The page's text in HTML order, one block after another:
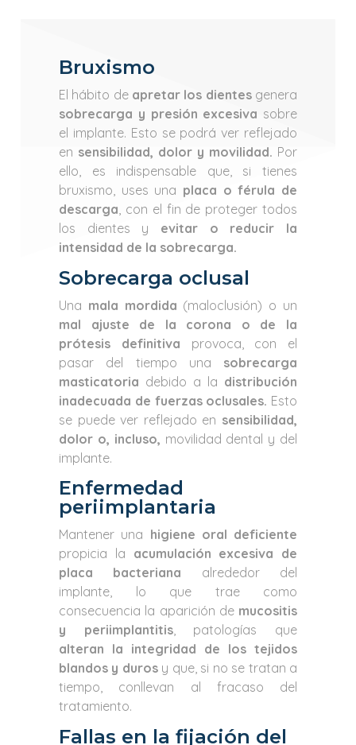
Bruxismo
El hábito de apretar los dientesgenera
sobrecarga y presión excesiva sobre
el implante. Esto se podrá ver reflejado
en sensibilidad, dolor y movilidad. Por
ello, es indispensable que, si tienes
bruxismo, uses una placa o férula de
descarga, con el fin de proteger todos
los dientes y evitar o reducir la
intensidad de la sobrecarga.
Sobrecarga oclusal
Una mala mordida (maloclusión) o un
mal ajuste de la corona o de la
prótesis definitiva provoca, con el
pasar del tiempo una sobrecarga
masticatoria debido a la distribución
inadecuada de fuerzas oclusales. Esto
se puede ver reflejado en sensibilidad,
dolor o, incluso, movilidad dental y del
implante.
Enfermedad
periimplantaria
Mantener una higiene oral deficiente
propicia la acumulación excesiva de
placa bacteriana alrededor del
implante, lo que trae como
consecuencia la aparición de mucositis
y periimplantitis, patologías que
alteran la integridad de los tejidos
blandos y duros y que, si no se tratan a
tiempo, conllevan al fracaso del
tratamiento.
Fallas en la fijación del